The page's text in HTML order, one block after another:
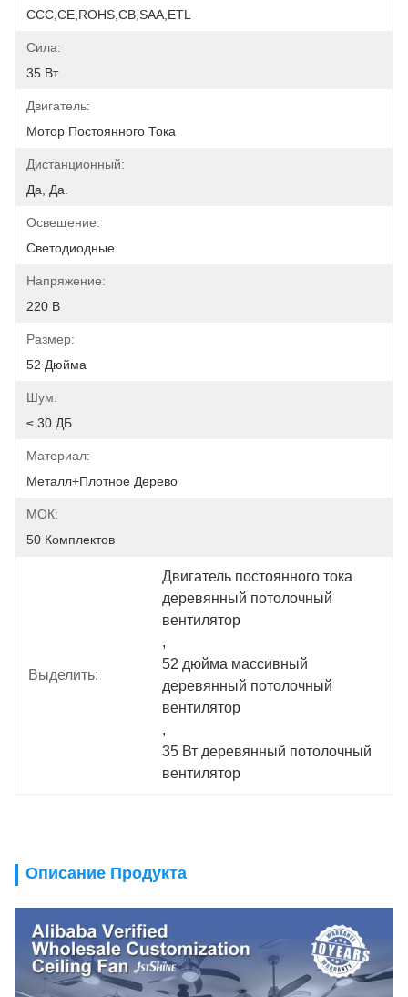
CCC,CE,ROHS,CB,SAA,ETL
Сила:
35 Вт
Двигатель:
Мотор Постоянного Тока
Дистанционный:
Да, Да.
Освещение:
Светодиодные
Напряжение:
220 В
Размер:
52 Дюйма
Шум:
≤ 30 ДБ
Материал:
Металл+плотное Дерево
МОК:
50 Комплектов
Выделить:
Двигатель постоянного тока
деревянный потолочный
вентилятор
,
52 дюйма массивный
деревянный потолочный
вентилятор
,
35 Вт деревянный потолочный
вентилятор
Описание Продукта